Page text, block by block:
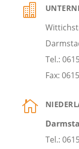

Tel.:
Fax:

Tel.: